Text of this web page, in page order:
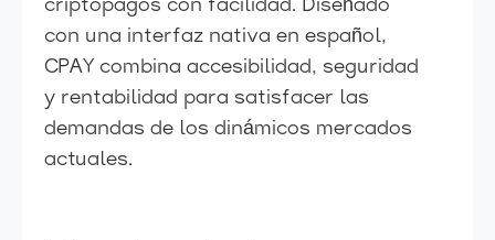
criptopagos con facilidad. Diseñado
con una interfaz nativa en español,
CPAY combina accesibilidad, seguridad
y rentabilidad para satisfacer las
demandas de los dinámicos mercados
actuales.